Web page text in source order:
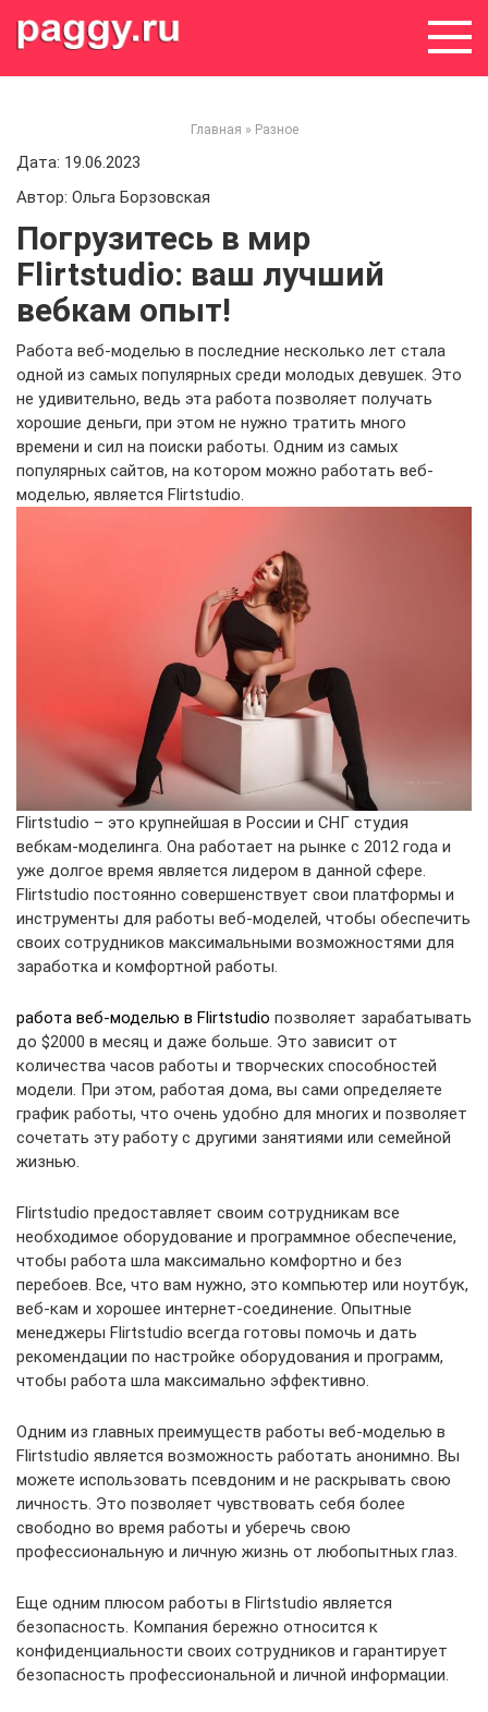
Главная » Разное
Дата: 19.06.2023
Автор: Ольга Борзовская
Погрузитесь в мир
Flirtstudio: ваш лучший
вебкам опыт!
Работа веб-моделью в последние несколько лет стала
одной из самых популярных среди молодых девушек. Это
не удивительно, ведь эта работа позволяет получать
хорошие деньги, при этом не нужно тратить много
времени и сил на поиски работы. Одним из самых
популярных сайтов, на котором можно работать веб-
моделью, является Flirtstudio.
Flirtstudio – это крупнейшая в России и СНГ студия
вебкам-моделинга. Она работает на рынке с 2012 года и
уже долгое время является лидером в данной сфере.
Flirtstudio постоянно совершенствует свои платформы и
инструменты для работы веб-моделей, чтобы обеспечить
своих сотрудников максимальными возможностями для
заработка и комфортной работы.
работа веб-моделью в Flirtstudio позволяет зарабатывать
до $2000 в месяц и даже больше. Это зависит от
количества часов работы и творческих способностей
модели. При этом, работая дома, вы сами определяете
график работы, что очень удобно для многих и позволяет
сочетать эту работу с другими занятиями или семейной
жизнью.
Flirtstudio предоставляет своим сотрудникам все
необходимое оборудование и программное обеспечение,
чтобы работа шла максимально комфортно и без
перебоев. Все, что вам нужно, это компьютер или ноутбук,
веб-кам и хорошее интернет-соединение. Опытные
менеджеры Flirtstudio всегда готовы помочь и дать
рекомендации по настройке оборудования и программ,
чтобы работа шла максимально эффективно.
Одним из главных преимуществ работы веб-моделью в
Flirtstudio является возможность работать анонимно. Вы
можете использовать псевдоним и не раскрывать свою
личность. Это позволяет чувствовать себя более
свободно во время работы и уберечь свою
профессиональную и личную жизнь от любопытных глаз.
Еще одним плюсом работы в Flirtstudio является
безопасность. Компания бережно относится к
конфиденциальности своих сотрудников и гарантирует
безопасность профессиональной и личной информации.